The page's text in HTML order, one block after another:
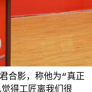
合影，称他为“真正
得工匠离我们很